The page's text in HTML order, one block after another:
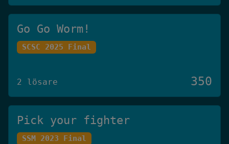
Go Go Worm!
SCSC 2025 Final
2 lösare 350
Pick your fighter
SSM 2023 Final